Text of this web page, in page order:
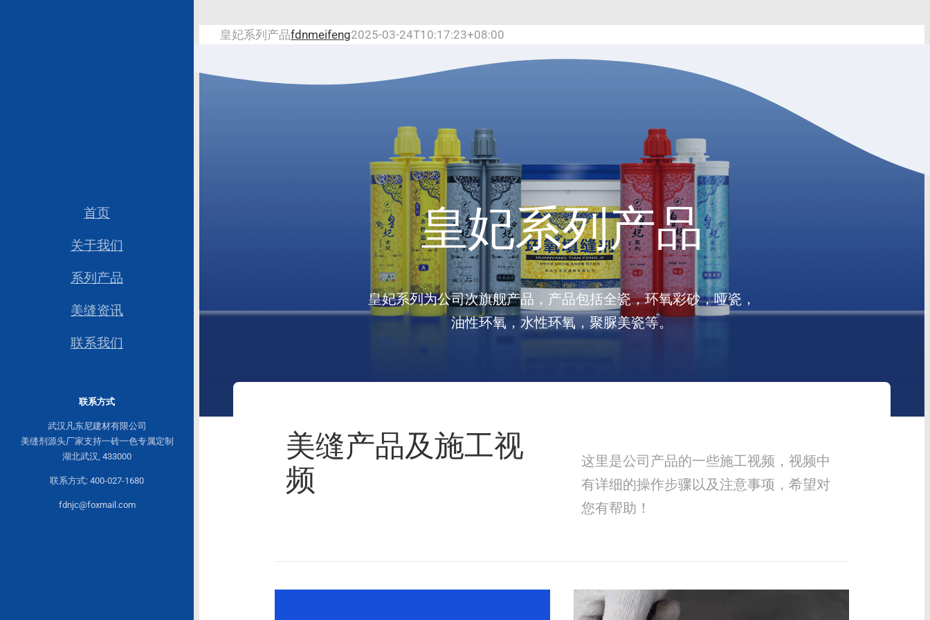
首页
关于我们
系列产品
美缝资讯
联系我们
联系方式
武汉凡东尼建材有限公司
美缝剂源头厂家支持一砖一色专属定制
湖北武汉, 433000
联系方式: 400-027-1680
fdnjc@foxmail.com
皇妃系列产品fdnmeifeng2025-03-24T10:17:23+08:00
皇妃系列产品
皇妃系列为公司次旗舰产品，产品包括全瓷，环氧彩砂，哑瓷，
油性环氧，水性环氧，聚脲美瓷等。
美缝产品及施工视
频
这里是公司产品的一些施工视频，视频中
有详细的操作步骤以及注意事项，希望对
您有帮助！